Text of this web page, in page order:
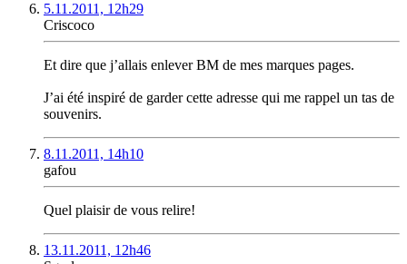
5.11.2011, 12h29
Criscoco
Et dire que j’allais enlever BM de mes marques pages.
J’ai été inspiré de garder cette adresse qui me rappel un tas de
souvenirs.
8.11.2011, 14h10
gafou
Quel plaisir de vous relire!
13.11.2011, 12h46